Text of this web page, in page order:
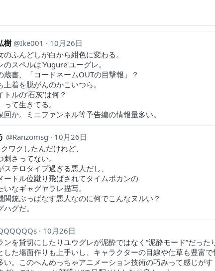
樹 Ike001
10月26日
のふんどしが白から紺色に変わる。
のスペルは'Yugure'ユーグレ。
蔵書、「コードネームOUTの目撃報」？
上着を脱がんのかこいつら。
ルの’石灰’は何？
って生きてる。
回か。ミニファンネル等予告編の情報量多い。
Ranzomsg
10月26日
ワクしたんだけれど、
刺さってない。
ステロタイプ過ぎる悪人だし、
ートル位蹴り飛ばされてタイムボカンの
いなギャグヤラレ描写。
関銃ぶっぱなす悪人なのに何でこんなヌルい？
グだ。
10月26日
ンを貸切にしたりユウグレが泥酔ではなく”泥酔モード”だった
した場面作りも上手いし、キャラクターの目線や仕草も豊富で
い。このへんめっちゃアニメーション技術の巧みって感じがす